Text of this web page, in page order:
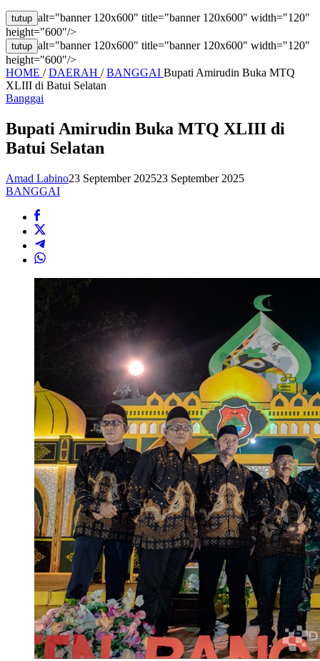
tutup alt="banner 120x600" title="banner 120x600" width="120"
height="600"/>
tutup alt="banner 120x600" title="banner 120x600" width="120"
height="600"/>
HOME / DAERAH / BANGGAI Bupati Amirudin Buka MTQ
XLIII di Batui Selatan
Banggai
Bupati Amirudin Buka MTQ XLIII di
Batui Selatan
Amad Labino23 September 202523 September 2025
BANGGAI